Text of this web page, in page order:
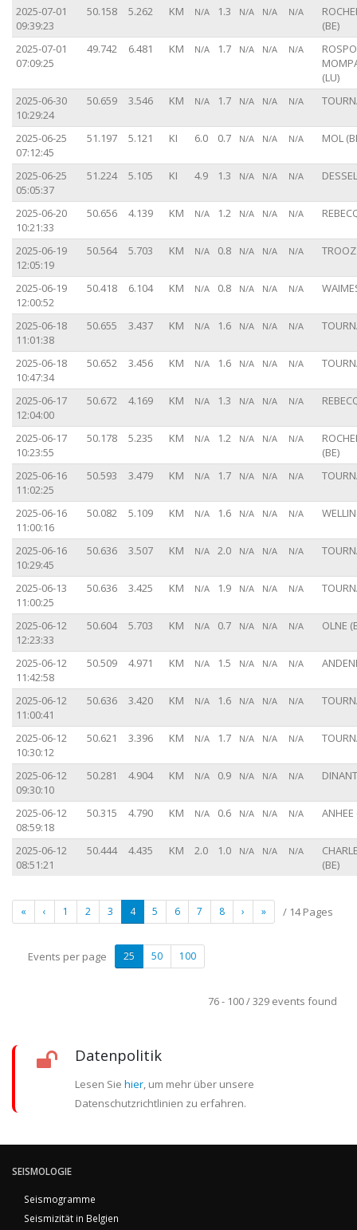
2025-07-01
09:39:23
50.158 5.262 KM N/A 1.3 N/A N/A N/A
(BE)
2025-07-01
07:09:25
49.742 6.481 KM N/A 1.7 N/A N/A N/A
(LU)
2025-06-30
10:29:24
50.659 3.546 KM N/A 1.7 N/A N/A N/A
2025-06-25
07:12:45
51.197 5.121 KI 6.0 0.7 N/A N/A N/A MOL
2025-06-25
05:05:37
51.224 5.105 KI 4.9 1.3 N/A N/A N/A
2025-06-20
10:21:33
50.656 4.139 KM N/A 1.2 N/A N/A N/A
2025-06-19
12:05:19
50.564 5.703 KM N/A 0.8 N/A N/A N/A
2025-06-19
12:00:52
50.418 6.104 KM N/A 0.8 N/A N/A N/A
2025-06-18
11:01:38
50.655 3.437 KM N/A 1.6 N/A N/A N/A
2025-06-18
10:47:34
50.652 3.456 KM N/A 1.6 N/A N/A N/A
2025-06-17
12:04:00
50.672 4.169 KM N/A 1.3 N/A N/A N/A
2025-06-17
10:23:55
50.178 5.235 KM N/A 1.2 N/A N/A N/A
(BE)
2025-06-16
11:02:25
50.593 3.479 KM N/A 1.7 N/A N/A N/A
2025-06-16
11:00:16
50.082 5.109 KM N/A 1.6 N/A N/A N/A
2025-06-16
10:29:45
50.636 3.507 KM N/A 2.0 N/A N/A N/A
2025-06-13
11:00:25
50.636 3.425 KM N/A 1.9 N/A N/A N/A
2025-06-12
12:23:33
50.604 5.703 KM N/A 0.7 N/A N/A N/A OLNE
2025-06-12
11:42:58
50.509 4.971 KM N/A 1.5 N/A N/A N/A
2025-06-12
11:00:41
50.636 3.420 KM N/A 1.6 N/A N/A N/A
2025-06-12
10:30:12
50.621 3.396 KM N/A 1.7 N/A N/A N/A
2025-06-12
09:30:10
50.281 4.904 KM N/A 0.9 N/A N/A N/A
2025-06-12
08:59:18
50.315 4.790 KM N/A 0.6 N/A N/A N/A ANHEE
2025-06-12
08:51:21
50.444 4.435 KM 2.0 1.0 N/A N/A N/A
(BE)
« ‹ 1 2 3 4 5 6 7 8 › » / 14 Pages
25 50 100
Events per page
76 - 100 / 329 events found
Datenpolitik
Lesen Sie hier, um mehr über unsere
Datenschutzrichtlinien zu erfahren.
SEISMOLOGIE
Seismogramme
Seismizität in Belgien